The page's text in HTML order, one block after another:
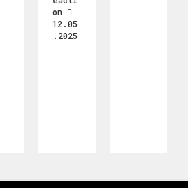
on
12.05
.2025